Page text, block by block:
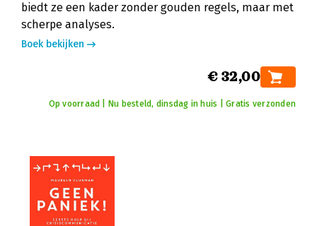
biedt ze een kader zonder gouden regels, maar met
scherpe analyses.
Boek bekijken
€ 32,00
Op voorraad | Nu besteld, dinsdag in huis | Gratis verzonden